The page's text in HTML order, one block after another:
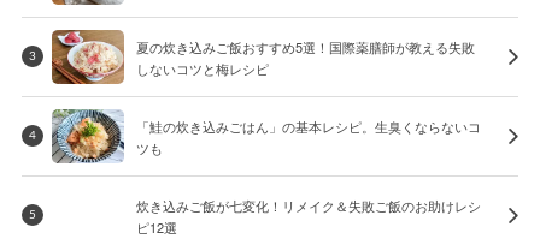
3
夏の炊き込みご飯おすすめ5選！国際薬膳師が教える失敗
しないコツと梅レシピ
4
「鮭の炊き込みごはん」の基本レシピ。生臭くならないコ
ツも
5
炊き込みご飯が七変化！リメイク＆失敗ご飯のお助けレシ
ピ12選